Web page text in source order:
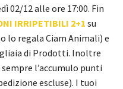
02/12 alle ore 17:00. Fin
IRRIPETIBILI 2+1 su
lo regala Ciam Animali) e
di Prodotti. Inoltre
l’accumulo punti
escluse). I tuoi